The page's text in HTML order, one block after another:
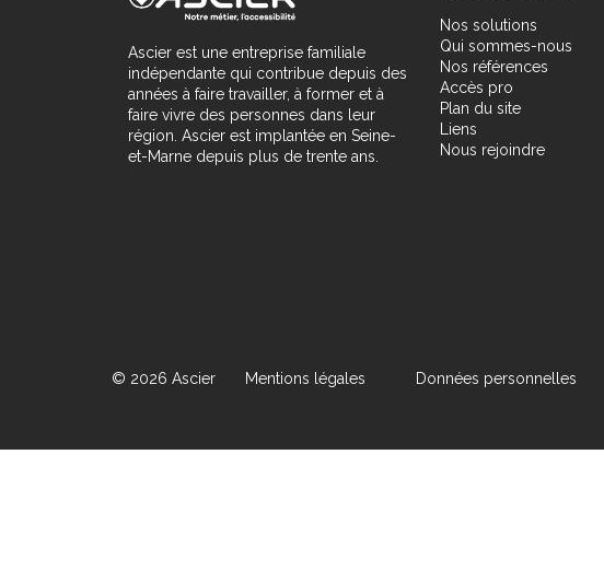
Ascier est une entreprise familiale
indépendante qui contribue depuis des
années à faire travailler, à former et à
faire vivre des personnes dans leur
région. Ascier est implantée en Seine-
et-Marne depuis plus de trente ans.
Nos solutions
Qui sommes-nous
Nos références
Accès pro
Plan du site
Liens
Nous rejoindre
© 2026 Ascier Mentions légales Données personnelles